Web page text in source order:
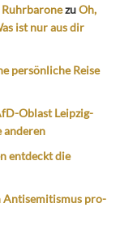
zuOh,
ist nur aus dir
persönliche Reise
Oblast Leipzig-
anderen
entdeckt die
Antisemitismus pro-